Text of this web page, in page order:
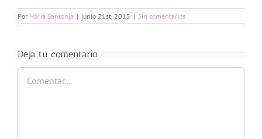
Por Maria Santonja | junio 21st, 2015 | Sin comentarios
Deja tu comentario
Comentar